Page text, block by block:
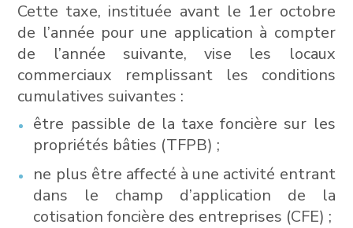
Cette taxe, instituée avant le 1er octobre
de l’année pour une application à compter
de l’année suivante, vise les locaux
commerciaux remplissant les conditions
cumulatives suivantes :
être passible de la taxe foncière sur les
propriétés bâties (TFPB) ;
ne plus être affecté à une activité entrant
dans le champ d’application de la
cotisation foncière des entreprises (CFE) ;